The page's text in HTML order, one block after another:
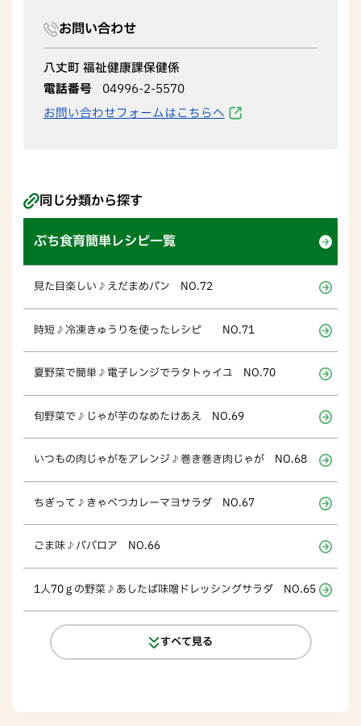
お問い合わせ
八丈町 福祉健康課保健係
電話番号
04996-2-5570
お問い合わせフォームはこちらへ
同じ分類から探す
ぷち食育簡単レシピ一覧
見た目楽しい♪えだまめパン NO.72
時短♪冷凍きゅうりを使ったレシピ NO.71
夏野菜で簡単♪電子レンジでラタトゥイユ NO.70
旬野菜で♪じゃが芋のなめたけあえ NO.69
いつもの肉じゃがをアレンジ♪巻き巻き肉じゃが NO.68
ちぎって♪きゃべつカレーマヨサラダ NO.67
ごま味♪ババロア NO.66
1人70ｇの野菜♪あしたば味噌ドレッシングサラダ NO.65
すべて見る